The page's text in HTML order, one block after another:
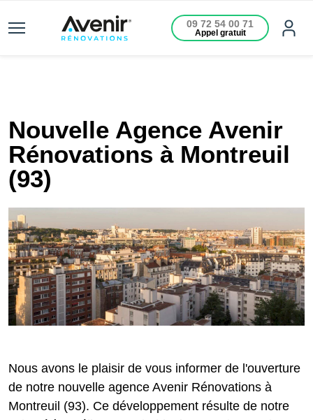
09 72 54 00 71
Appel gratuit
Nouvelle Agence Avenir
Rénovations à Montreuil
(93)
Nous avons le plaisir de vous informer de l'ouverture
de notre nouvelle agence Avenir Rénovations à
Montreuil (93). Ce développement résulte de notre